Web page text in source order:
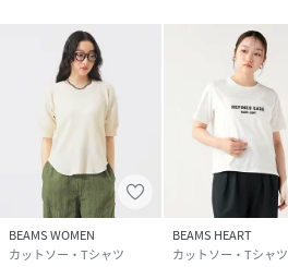
BEAMS WOMEN
カットソー・Tシャツ
BEAMS HEART
カットソー・Tシャツ